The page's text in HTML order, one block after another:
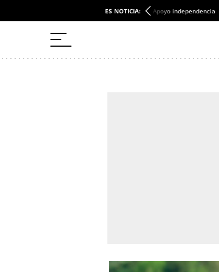
ES NOTICIA: Apoyo independencia